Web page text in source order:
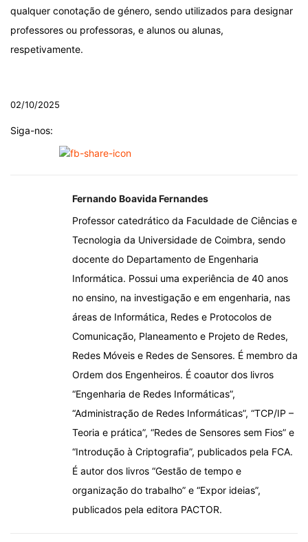
qualquer conotação de género, sendo utilizados para designar
professores ou professoras, e alunos ou alunas,
respetivamente.
02/10/2025
Siga-nos:
Fernando Boavida Fernandes
Professor catedrático da Faculdade de Ciências e
Tecnologia da Universidade de Coimbra, sendo
docente do Departamento de Engenharia
Informática. Possui uma experiência de 40 anos
no ensino, na investigação e em engenharia, nas
áreas de Informática, Redes e Protocolos de
Comunicação, Planeamento e Projeto de Redes,
Redes Móveis e Redes de Sensores. É membro da
Ordem dos Engenheiros. É coautor dos livros
“Engenharia de Redes Informáticas”,
“Administração de Redes Informáticas”, “TCP/IP –
Teoria e prática”, “Redes de Sensores sem Fios” e
“Introdução à Criptografia”, publicados pela FCA.
É autor dos livros “Gestão de tempo e
organização do trabalho” e “Expor ideias”,
publicados pela editora PACTOR.